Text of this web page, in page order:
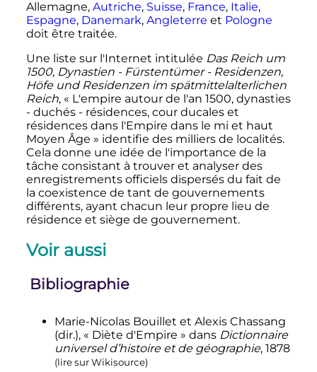
Allemagne, Autriche, Suisse, France, Italie,
Espagne, Danemark, Angleterre et Pologne
doit être traitée.
Une liste sur l'Internet intitulée Das Reich um
1500, Dynastien - Fürstentümer - Residenzen,
Höfe und Residenzen im spätmittelalterlichen
Reich, « L'empire autour de l'an 1500, dynasties
- duchés - résidences, cour ducales et
résidences dans l'Empire dans le mi et haut
Moyen Âge » identifie des milliers de localités.
Cela donne une idée de l'importance de la
tâche consistant à trouver et analyser des
enregistrements officiels dispersés du fait de
la coexistence de tant de gouvernements
différents, ayant chacun leur propre lieu de
résidence et siège de gouvernement.
Voir aussi
Bibliographie
Marie-Nicolas Bouillet et Alexis Chassang
(dir.), « Diète d'Empire » dans Dictionnaire
universel d’histoire et de géographie, 1878
(lire sur Wikisource)